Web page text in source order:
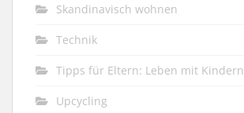
Skandinavisch wohnen
Technik
Tipps für Eltern: Leben mit Kindern
Upcycling